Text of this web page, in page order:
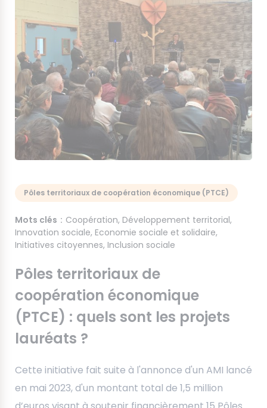
Pôles territoriaux de coopération économique (PTCE)
Mots clés Coopération Développement territorial
Innovation sociale Economie sociale et solidaire
Initiatives citoyennes Inclusion sociale
Pôles territoriaux de
coopération économique
(PTCE) : quels sont les projets
lauréats ?
Cette initiative fait suite à l'annonce d'un AMI lancé
en mai 2023, d'un montant total de 1,5 million